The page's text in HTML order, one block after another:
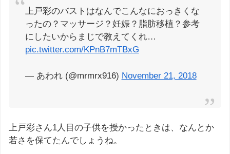
上戸彩のバストはなんでこんなにおっきくな
ったの？マッサージ？妊娠？脂肪移植？参考
にしたいからまじで教えてくれ…
pic.twitter.com/KPnB7mTBxG
— あわれ (@mrmrx916) November 21, 2018
上戸彩さん1人目の子供を授かったときは、なんとか
若さを保てたんでしょうね。